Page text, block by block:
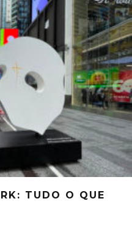
TUDO O QUE